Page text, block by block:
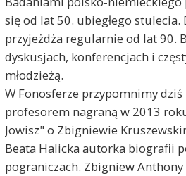
się od lat 50. ubiegłego stulecia.
przyjeżdża regularnie od lat 90.
dyskusjach, konferencjach i
młodzieżą.
W Fonosferze przypomnimy
profesorem nagraną w 2013
Jowisz" o Zbigniewie
Beata Halicka autorka biografii
pograniczach. Zbigniew